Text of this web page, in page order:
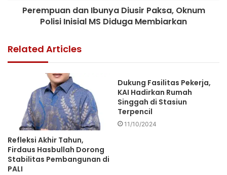
Perempuan dan Ibunya Diusir Paksa, Oknum
Polisi Inisial MS Diduga Membiarkan
Related Articles
Refleksi Akhir Tahun,
Firdaus Hasbullah Dorong
Stabilitas Pembangunan di
PALI
Dukung Fasilitas Pekerja,
KAI Hadirkan Rumah
Singgah di Stasiun
Terpencil
11/10/2024